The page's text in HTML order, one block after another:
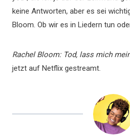
keine Antworten, aber es sei
Bloom. Ob wir es in Liedern tun
Rachel Bloom: Tod, lass mich
jetzt auf Netflix gestreamt.